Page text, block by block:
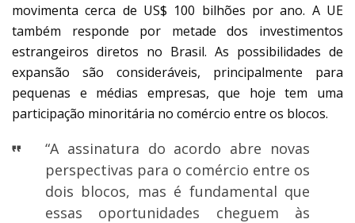
movimenta cerca de US$ 100 bilhões por ano. A UE
também responde por metade dos investimentos
estrangeiros diretos no Brasil. As possibilidades de
expansão são consideráveis, principalmente para
pequenas e médias empresas, que hoje tem uma
participação minoritária no comércio entre os blocos.
“A assinatura do acordo abre novas
perspectivas para o comércio entre os
dois blocos, mas é fundamental que
essas oportunidades cheguem às